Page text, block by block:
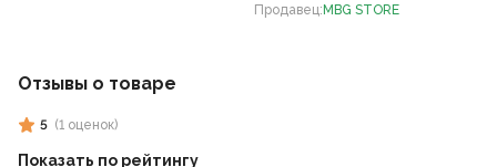
Продавец: MBG STORE
Отзывы о товаре
5 (1 оценок)
Показать по рейтингу